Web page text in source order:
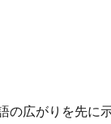
広がりを先に